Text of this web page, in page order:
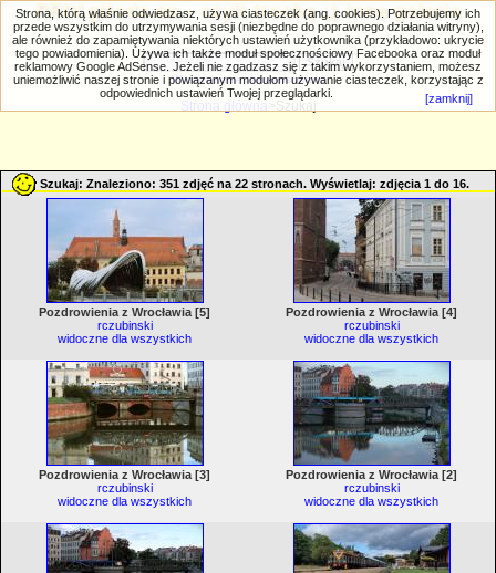
PRIV.gtlodz.eu - czyli trochę ;) inna galeria
Wyszukiwanie zaawansowane
Strona główna >Szukaj
Szukaj: Znaleziono: 351 zdjęć na 22 stronach. Wyświetlaj: zdjęcia 1 do 16.
Pozdrowienia z Wrocławia [5]
rczubinski
widoczne dla wszystkich
Pozdrowienia z Wrocławia [4]
rczubinski
widoczne dla wszystkich
Pozdrowienia z Wrocławia [3]
rczubinski
widoczne dla wszystkich
Pozdrowienia z Wrocławia [2]
rczubinski
widoczne dla wszystkich
Strona, którą właśnie odwiedzasz, używa ciasteczek (ang. cookies). Potrzebujemy ich
przede wszystkim do utrzymywania sesji (niezbędne do poprawnego działania witryny),
ale również do zapamiętywania niektórych ustawień użytkownika (przykładowo: ukrycie
tego powiadomienia). Używa ich także moduł społecznościowy Facebooka oraz moduł
reklamowy Google AdSense. Jeżeli nie zgadzasz się z takim wykorzystaniem, możesz
uniemożliwić naszej stronie i powiązanym modułom używanie ciasteczek, korzystając z
odpowiednich ustawień Twojej przeglądarki.
[zamknij]